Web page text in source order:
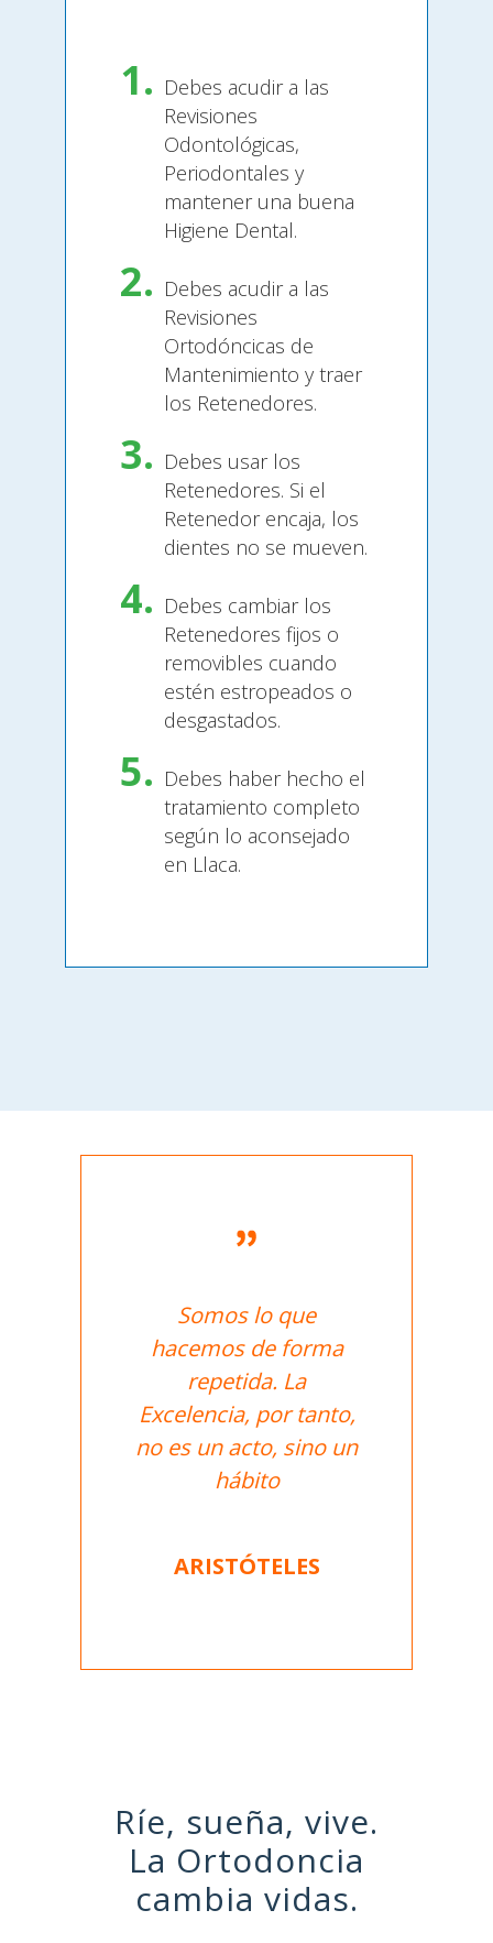
Debes acudir a las
Revisiones
Odontológicas,
Periodontales y
mantener una buena
Higiene Dental.
Debes acudir a las
Revisiones
Ortodóncicas de
Mantenimiento y traer
los Retenedores.
Debes usar los
Retenedores. Si el
Retenedor encaja, los
dientes no se mueven.
Debes cambiar los
Retenedores fijos o
removibles cuando
estén estropeados o
desgastados.
Debes haber hecho el
tratamiento completo
según lo aconsejado
en Llaca.
Somos lo que
hacemos de forma
repetida. La
Excelencia, por tanto,
no es un acto, sino un
hábito
ARISTÓTELES
Ríe, sueña, vive.
La Ortodoncia
cambia vidas.